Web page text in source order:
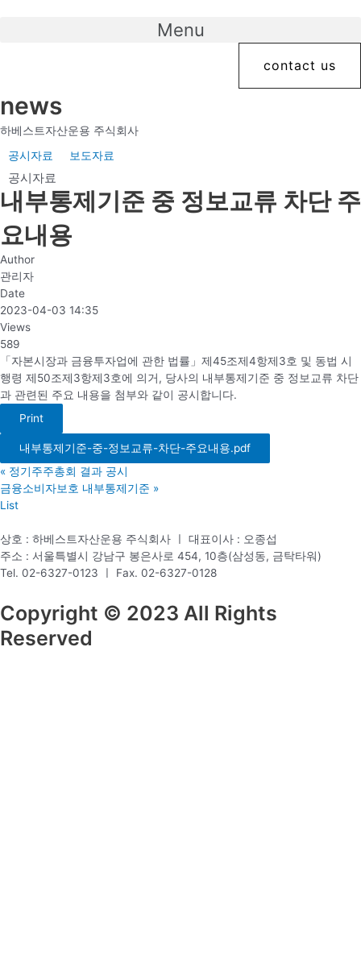
뛰
기
Menu
contact us
news
하베스트자산운용 주식회사
공시자료
보도자료
공시자료
내부통제기준 중 정보교류 차단 주
요내용
Author
관리자
Date
2023-04-03 14:35
Views
589
「자본시장과 금융투자업에 관한 법률」제45조제4항제3호 및 동법 시
행령 제50조제3항제3호에 의거, 당사의 내부통제기준 중 정보교류 차단
과 관련된 주요 내용을 첨부와 같이 공시합니다.
Print
내부통제기준-중-정보교류-차단-주요내용.pdf
« 정기주주총회 결과 공시
금융소비자보호 내부통제기준 »
List
상호 : 하베스트자산운용 주식회사 ㅣ 대표이사 : 오종섭
주소 : 서울특별시 강남구 봉은사로 454, 10층(삼성동, 금탁타워)
Tel. 02-6327-0123 ㅣ Fax. 02-6327-0128
Copyright © 2023 All Rights
Reserved